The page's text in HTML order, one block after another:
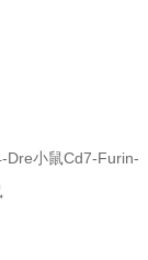
Dre小鼠Cd7-Furin-